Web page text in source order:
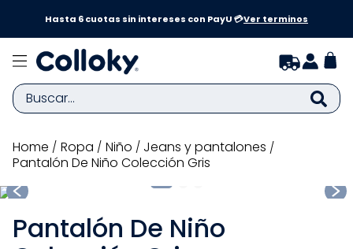
Hasta 6 cuotas sin intereses con PayU 💳Ver terminos
Buscar...
ropa niño
jeans y pantalones
Pantalón De Niño Colección Gris
Pantalón De Niño
TÉRMINOS MÁS BUSCADOS
1.
zapatillas niña
2.
3.
medias